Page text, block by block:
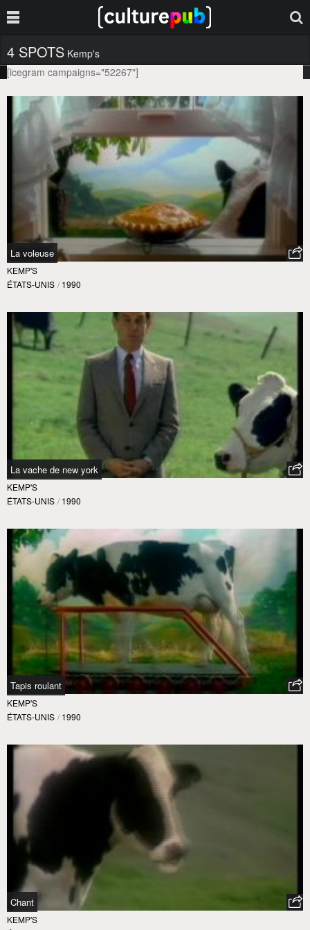
4 SPOTS Kemp's
[icegram campaigns="52267"]
La voleuse
KEMP'S
ÉTATS-UNIS / 1990
La vache de new york
KEMP'S
ÉTATS-UNIS / 1990
Tapis roulant
KEMP'S
ÉTATS-UNIS / 1990
Chant
KEMP'S